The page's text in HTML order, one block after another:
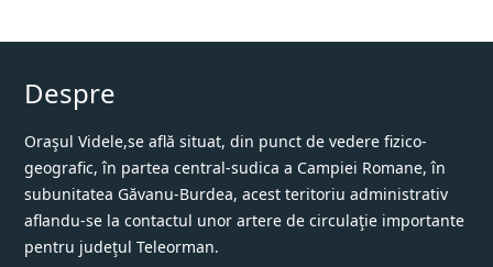
Despre
Oraşul Videle,se află situat, din punct de vedere fizico-
geografic, în partea central-sudica a Campiei Romane, în
subunitatea Găvanu-Burdea, acest teritoriu administrativ
aflandu-se la contactul unor artere de circulaţie importante
pentru judeţul Teleorman.